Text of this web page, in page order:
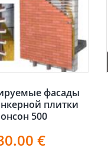
фасады
плитки
500
€